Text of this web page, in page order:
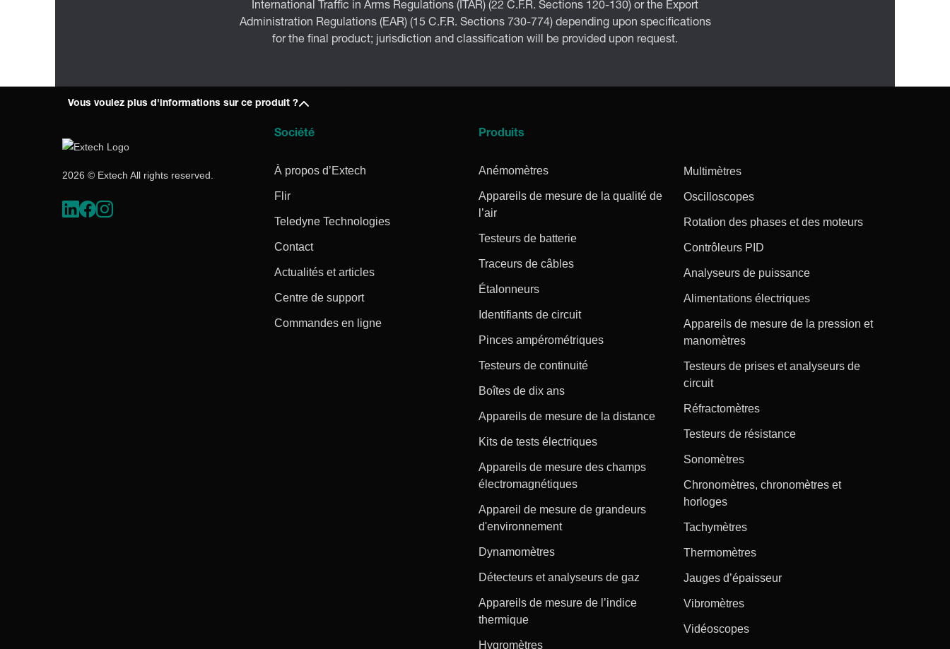
International Traffic in Arms Regulations (ITAR) (22 C.F.R. Sections 120-130) or the Export
Administration Regulations (EAR) (15 C.F.R. Sections 730-774) depending upon specifications
for the final product; jurisdiction and classification will be provided upon request.
Vous voulez plus d'informations sur ce produit ?
2026 © Extech All rights reserved.
Société
À propos d’Extech
Flir
Teledyne Technologies
Contact
Actualités et articles
Centre de support
Commandes en ligne
Produits
Anémomètres
Appareils de mesure de la qualité de
l’air
Testeurs de batterie
Traceurs de câbles
Étalonneurs
Identifiants de circuit
Pinces ampérométriques
Testeurs de continuité
Boîtes de dix ans
Appareils de mesure de la distance
Kits de tests électriques
Appareils de mesure des champs
électromagnétiques
Appareil de mesure de grandeurs
d'environnement
Dynamomètres
Détecteurs et analyseurs de gaz
Appareils de mesure de l’indice
thermique
Hygromètres
Multimètres
Oscilloscopes
Rotation des phases et des moteurs
Contrôleurs PID
Analyseurs de puissance
Alimentations électriques
Appareils de mesure de la pression et
manomètres
Testeurs de prises et analyseurs de
circuit
Réfractomètres
Testeurs de résistance
Sonomètres
Chronomètres, chronomètres et
horloges
Tachymètres
Thermomètres
Jauges d’épaisseur
Vibromètres
Vidéoscopes